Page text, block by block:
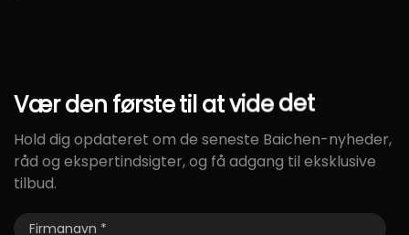
Værden førstetilatvidedet
Hold dig opdateret om de seneste Baichen-nyheder,
råd og ekspertindsigter, og få adgang til eksklusive
tilbud.